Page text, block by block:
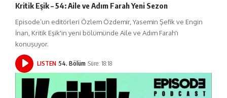
Kritik Eşik – 54: Aile ve Adım Farah Yeni Sezon
Episode’un editörleri Özlem Özdemir, Yasemin Şefik ve Engin
İnan, Kritik Eşik'in yeni bölümünde Aile ve Adım Farah'ı
konuşuyor.
LISTEN 54. Bölüm Süre: 18:18